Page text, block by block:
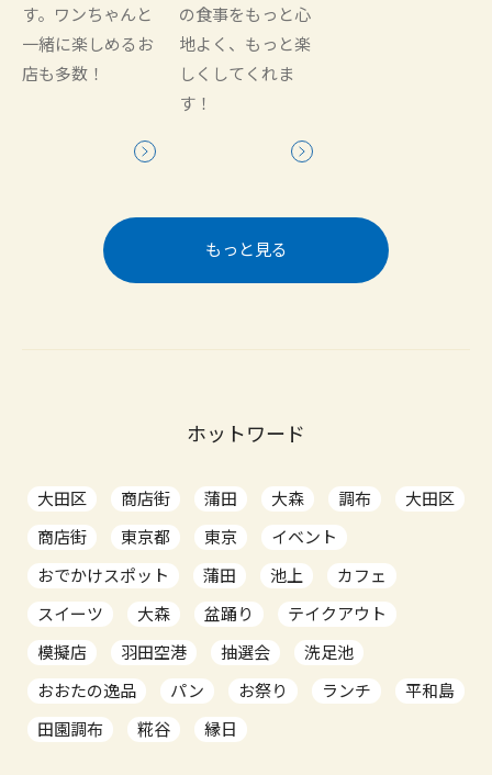
す。ワンちゃんと
一緒に楽しめるお
店も多数！
の食事をもっと心
地よく、もっと楽
しくしてくれま
す！
もっと見る
ホットワード
大田区 商店街 蒲田 大森 調布
大田区
商店街
東京都 東京
イベント
おでかけスポット
蒲田 池上
カフェ
スイーツ
大森 盆踊り
テイクアウト
模擬店
羽田空港 抽選会
洗足池
おおたの逸品
パン お祭り ランチ
平和島
田園調布
糀谷 縁日